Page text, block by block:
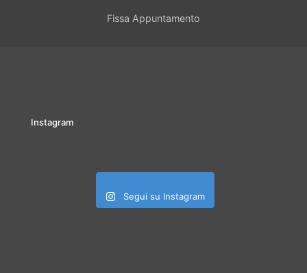
Fissa Appuntamento
Instagram
Segui su Instagram